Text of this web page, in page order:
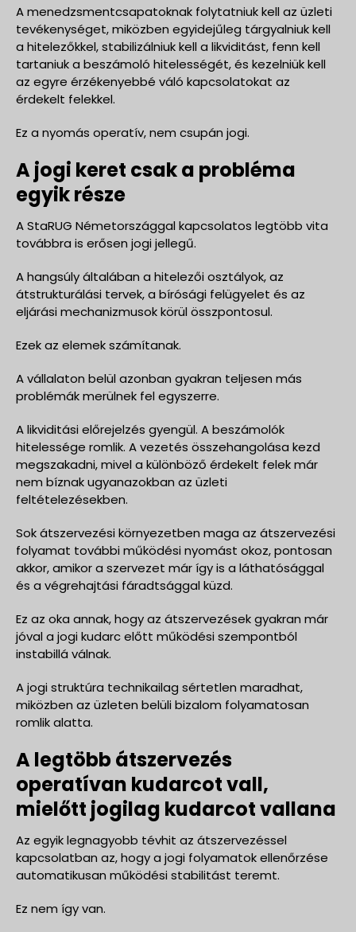
A menedzsmentcsapatoknak folytatniuk kell az üzleti
tevékenységet, miközben egyidejűleg tárgyalniuk kell
a hitelezőkkel, stabilizálniuk kell a likviditást, fenn kell
tartaniuk a beszámoló hitelességét, és kezelniük kell
az egyre érzékenyebbé váló kapcsolatokat az
érdekelt felekkel.
Ez a nyomás operatív, nem csupán jogi.
A jogi keret csak a probléma
egyik része
A StaRUG Németországgal kapcsolatos legtöbb vita
továbbra is erősen jogi jellegű.
A hangsúly általában a hitelezői osztályok, az
átstrukturálási tervek, a bírósági felügyelet és az
eljárási mechanizmusok körül összpontosul.
Ezek az elemek számítanak.
A vállalaton belül azonban gyakran teljesen más
problémák merülnek fel egyszerre.
A likviditási előrejelzés gyengül. A beszámolók
hitelessége romlik. A vezetés összehangolása kezd
megszakadni, mivel a különböző érdekelt felek már
nem bíznak ugyanazokban az üzleti
feltételezésekben.
Sok átszervezési környezetben maga az átszervezési
folyamat további működési nyomást okoz, pontosan
akkor, amikor a szervezet már így is a láthatósággal
és a végrehajtási fáradtsággal küzd.
Ez az oka annak, hogy az átszervezések gyakran már
jóval a jogi kudarc előtt működési szempontból
instabillá válnak.
A jogi struktúra technikailag sértetlen maradhat,
miközben az üzleten belüli bizalom folyamatosan
romlik alatta.
A legtöbb átszervezés
operatívan kudarcot vall,
mielőtt jogilag kudarcot vallana
Az egyik legnagyobb tévhit az átszervezéssel
kapcsolatban az, hogy a jogi folyamatok ellenőrzése
automatikusan működési stabilitást teremt.
Ez nem így van.